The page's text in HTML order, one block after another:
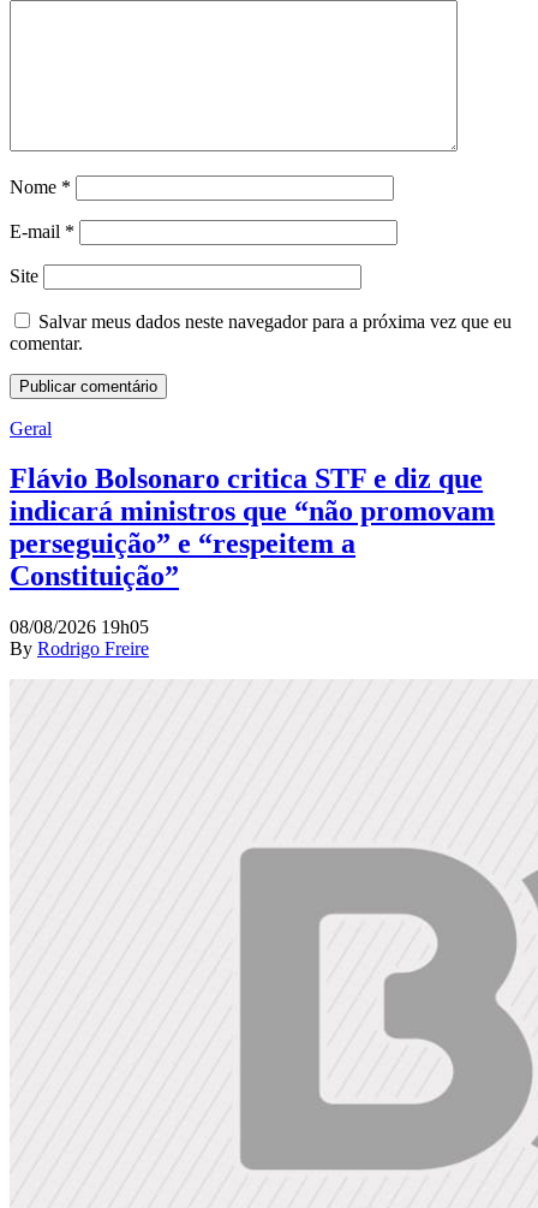
Nome *
E-mail *
Site
Salvar meus dados neste navegador para a próxima vez que eu
comentar.
Geral
Flávio Bolsonaro critica STF e diz que
indicará ministros que “não promovam
perseguição” e “respeitem a
Constituição”
08/08/2026 19h05
By Rodrigo Freire